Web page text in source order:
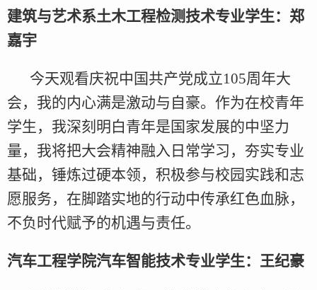
建筑与艺术系土木工程检测技术专业学生：郑
嘉宇
今天观看庆祝中国共产党成立105周年大
会，我的内心满是激动与自豪。作为在校青年
学生，我深刻明白青年是国家发展的中坚力
量，我将把大会精神融入日常学习，夯实专业
基础，锤炼过硬本领，积极参与校园实践和志
愿服务，在脚踏实地的行动中传承红色血脉，
不负时代赋予的机遇与责任。
汽车工程学院汽车智能技术专业学生：王纪豪